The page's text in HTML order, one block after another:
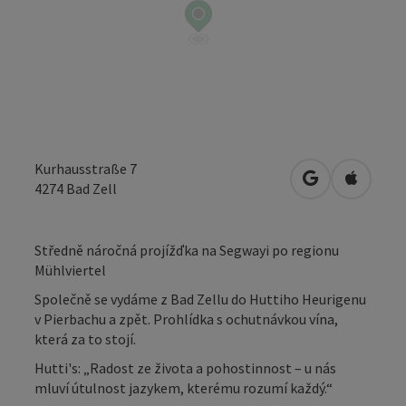
Kurhausstraße 7
4274 Bad Zell Otevřít vOtevřít
Středně náročná projížďka na Segwayi po regionu
Mühlviertel
Společně se vydáme z Bad Zellu do Huttiho Heurigenu
v Pierbachu a zpět. Prohlídka s ochutnávkou vína,
která za to stojí.
Hutti's: „Radost ze života a pohostinnost – u nás
mluví útulnost jazykem, kterému rozumí každý.“